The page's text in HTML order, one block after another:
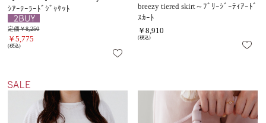
ｼｱｰﾃｰﾗｰﾄﾞｼﾞｬｹｯﾄ
定価￥8,250
￥5,775
(税込)
breezy tiered skirt～ﾌﾞﾘｰｼﾞｰﾃｨｱｰﾄﾞ
ｽｶｰﾄ
￥8,910
(税込)